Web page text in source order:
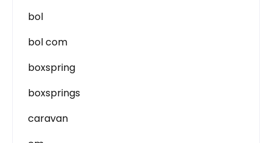
bol
bol com
boxspring
boxsprings
caravan